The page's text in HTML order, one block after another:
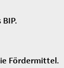
Fördermittel.